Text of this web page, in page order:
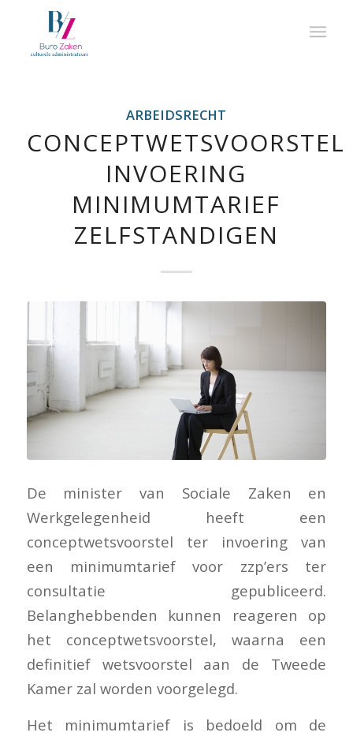
ARBEIDSRECHT
CONCEPTWETSVOORSTEL
INVOERING
MINIMUMTARIEF
ZELFSTANDIGEN
De minister van Sociale Zaken en
Werkgelegenheid heeft een
conceptwetsvoorstel ter invoering van
een minimumtarief voor zzp’ers ter
consultatie gepubliceerd.
Belanghebbenden kunnen reageren op
het conceptwetsvoorstel, waarna een
definitief wetsvoorstel aan de Tweede
Kamer zal worden voorgelegd.
Het minimumtarief is bedoeld om de